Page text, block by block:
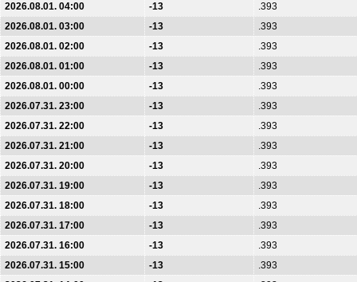
2026.08.01. 04:00
-13
.393
2026.08.01. 03:00
-13
.393
2026.08.01. 02:00
-13
.393
2026.08.01. 01:00
-13
.393
2026.08.01. 00:00
-13
.393
2026.07.31. 23:00
-13
.393
2026.07.31. 22:00
-13
.393
2026.07.31. 21:00
-13
.393
2026.07.31. 20:00
-13
.393
2026.07.31. 19:00
-13
.393
2026.07.31. 18:00
-13
.393
2026.07.31. 17:00
-13
.393
2026.07.31. 16:00
-13
.393
2026.07.31. 15:00
-13
.393